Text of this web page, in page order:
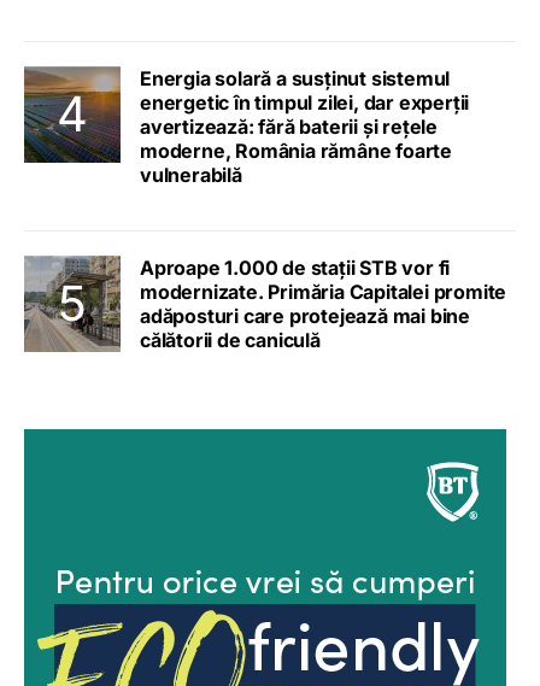
Energia solară a susținut sistemul
energetic în timpul zilei, dar experții
avertizează: fără baterii și rețele
moderne, România rămâne foarte
vulnerabilă
Aproape 1.000 de stații STB vor fi
modernizate. Primăria Capitalei promite
adăposturi care protejează mai bine
călătorii de caniculă